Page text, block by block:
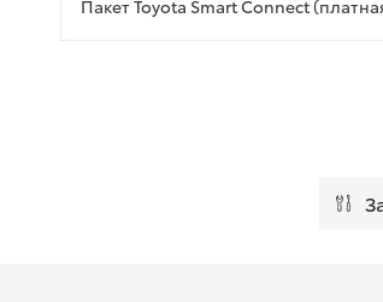
Пакет Toyota Smart Connect